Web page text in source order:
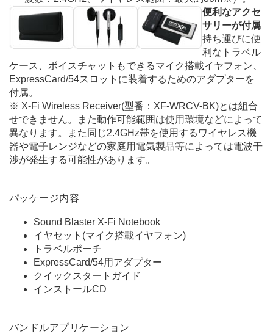
便利なアクセ
サリーが付属
持ち運びに便
利なトラベル
ケース、ボイスチャットもできるマイク搭載イヤフォン、
ExpressCard/54スロットに装着するためのアダプターを
付属。
※ X-Fi Wireless Receiver(型番：XF-WRCV-BK)とは組合
せできません。また動作可能範囲は使用環境などによって
異なります。また同じ2.4GHz帯を使用するワイヤレス機
器や電子レンジなどの家庭用電気製品等によっては電波干
渉が発生する可能性があります。
パッケージ内容
Sound Blaster X-Fi Notebook
イヤセット(マイク搭載イヤフォン)
トラベルポーチ
ExpressCard/54用アダプター
クイックスタートガイド
インストールCD
バンドルアプリケーション